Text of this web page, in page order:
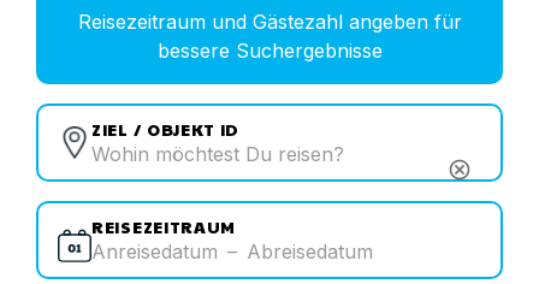
Reisezeitraum und Gästezahl angeben für
bessere Suchergebnisse
ZIEL / OBJEKT ID
cancel
REISEZEITRAUM
Anreisedatum – Abreisedatum